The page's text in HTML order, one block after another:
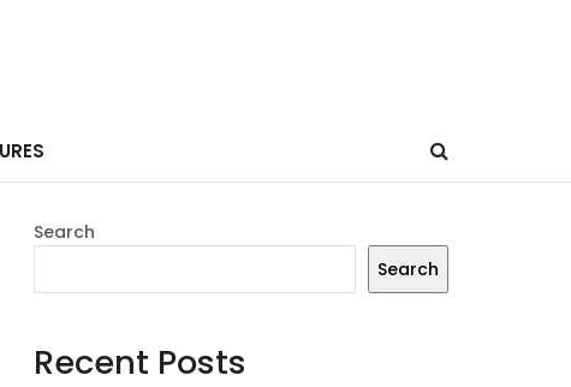
Search
Search
Recent Posts